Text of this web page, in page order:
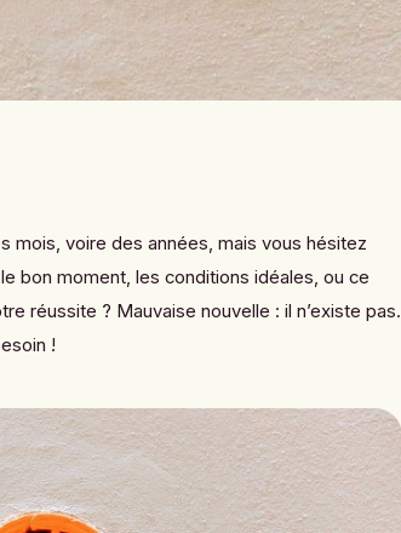
mois, voire des années, mais vous hésitez
bon moment, les conditions idéales, ou ce
réussite ? Mauvaise nouvelle : il n’existe pas.
!